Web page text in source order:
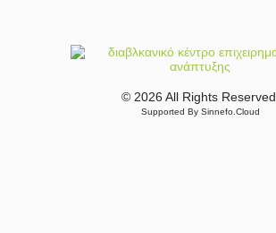
© 2026 All Rights Reserved.
Supported By Sinnefo.Cloud